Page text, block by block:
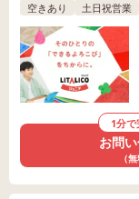
空きあり 土日祝営業
1分で
お問
（